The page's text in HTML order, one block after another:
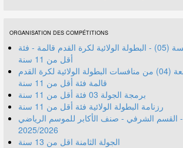
ORGANISATION DES COMPÉTITIONS
مباريات الجولة الخامسة (05) - البطولة الولائية لكرة القدم قالمة - فئة
أقل من 11 سنة
مباريات الجولة الرابعة (04) من منافسات البطولة الولائية لكرة القدم
قالمة فئة أقل من 11 سنة
برمجة الجولة 03 فئة أقل من 11 سنة
رزنامة البطولة الولائية فئة أقل من 11 سنة
برمجة الجولة 15 - القسم الشرفي - صنف الأكابر للموسم الرياضي
2025/2026
الجولة الثامنة اقل من 13 سنة